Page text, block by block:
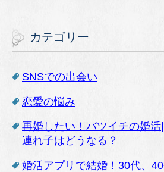
カテゴリー
SNSでの出会い
恋愛の悩み
再婚したい！バツイチの婚活
連れ子はどうなる？
婚活アプリで結婚！30代、